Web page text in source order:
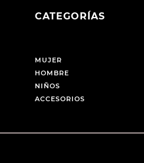
CATEGORÍAS
MUJER
HOMBRE
NIÑOS
ACCESORIOS